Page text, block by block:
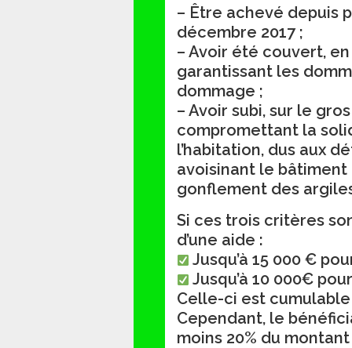
– Être achevé depuis
décembre 2017 ;
– Avoir été couvert,
garantissant les
dommage ;
– Avoir subi, sur le
compromettant la
l’habitation, dus aux
avoisinant le
gonflement des
Si ces trois critères
d’une aide :
Jusqu’à 15 000 €
Jusqu’à 10 000€
Celle-ci est cumulable
Cependant, le
moins 20% du